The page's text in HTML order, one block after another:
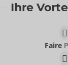
Mini Cock
Ihre
Faire